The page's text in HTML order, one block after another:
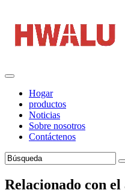
Hogar
productos
Noticias
Sobre nosotros
Contáctenos
Relacionado con